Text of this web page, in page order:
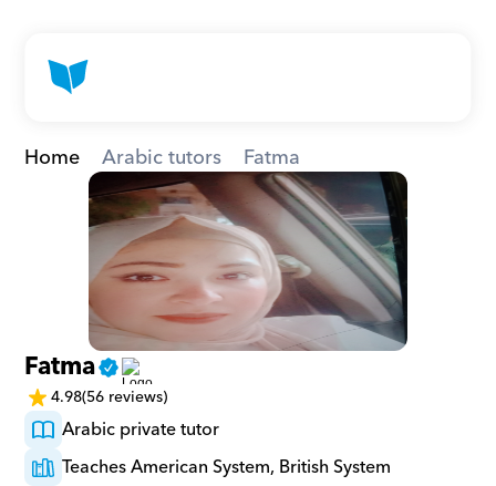
Home Arabic tutors Fatma
Fatma
4.98(56 reviews)
Arabic private tutor
Teaches American System, British System